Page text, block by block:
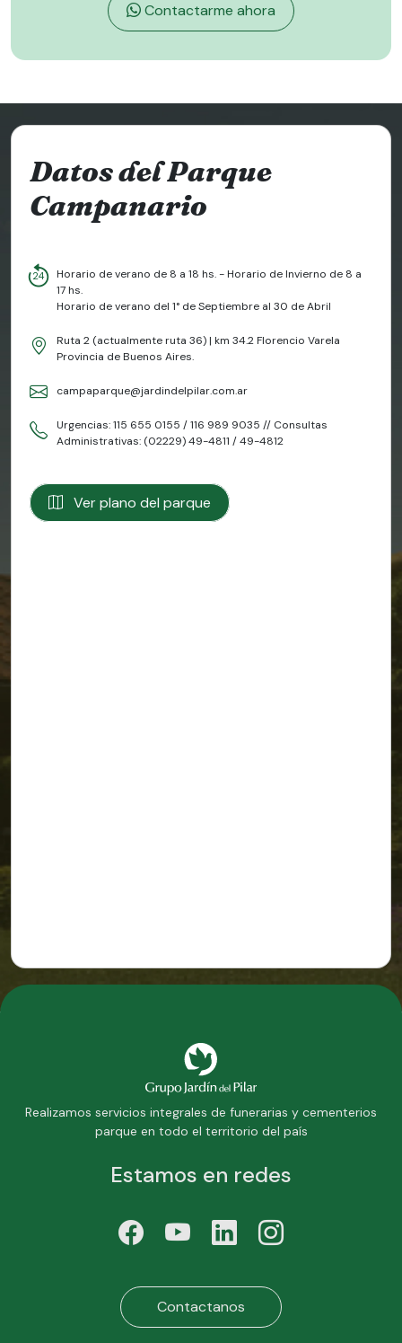
Contactarme ahora
Datos del Parque
Campanario
24
Horario de verano de 8 a 18 hs. - Horario de Invierno de 8 a
17 hs.
Horario de verano del 1° de Septiembre al 30 de Abril
Ruta 2 (actualmente ruta 36) | km 34.2 Florencio Varela
Provincia de Buenos Aires.
campaparque@jardindelpilar.com.ar
Urgencias: 115 655 0155 / 116 989 9035 // Consultas
Administrativas: (02229) 49-4811 / 49-4812
Ver plano del parque
Realizamos servicios integrales de funerarias y cementerios
parque en todo el territorio del país
Estamos en redes
Contactanos